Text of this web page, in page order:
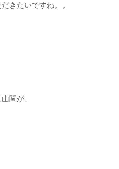
きたいですね。。
関が、